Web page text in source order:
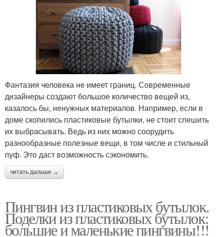
Фантазия человека не имеет границ. Современные
дизайнеры создают большое количество вещей из,
казалось бы, ненужных материалов. Например, если в
доме скопились пластиковые бутылки, не стоит спешить
их выбрасывать. Ведь из них можно соорудить
разнообразные полезные вещи, в том числе и стильный
пуф. Это даст возможность сэкономить.
читать дальше →
Пингвин из пластиковых бутылок.
Поделки из пластиковых бутылок:
большие и маленькие пингвины!!!